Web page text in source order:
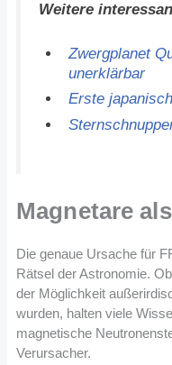
Weitere
Zwergplanet
unerklärbar
Erste
Magnetare
Die genaue Ursache für
Rätsel der Astronomie.
der Möglichkeit
wurden, halten viele
magnetische
Verursacher.